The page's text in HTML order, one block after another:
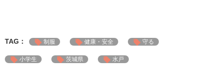
TAG： 制服 健康・安全 守る
小学生 茨城県 水戸